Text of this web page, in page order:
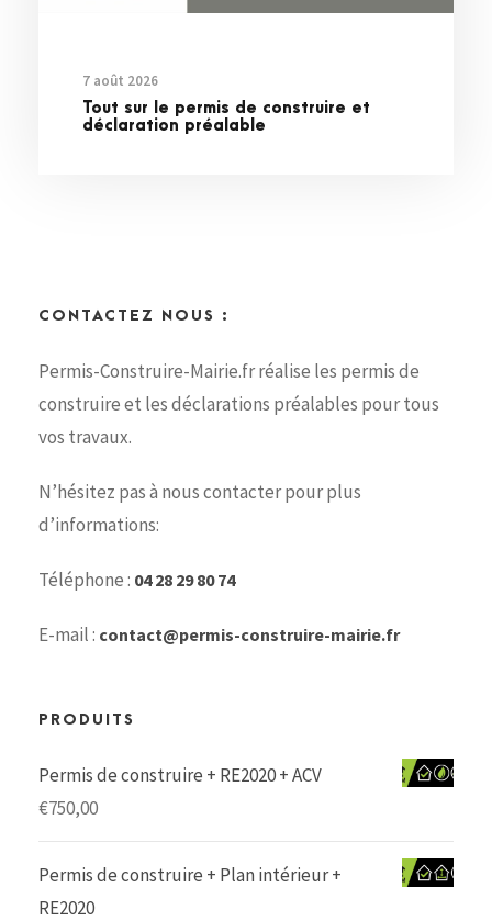
7 août 2026
Tout sur le permis de construire et
déclaration préalable
CONTACTEZ NOUS :
Permis-Construire-Mairie.fr réalise les permis de
construire et les déclarations préalables pour tous
vos travaux.
N’hésitez pas à nous contacter pour plus
d’informations:
Téléphone : 04 28 29 80 74
E-mail : contact@permis-construire-mairie.fr
PRODUITS
Permis de construire + RE2020 + ACV
€750,00
Permis de construire + Plan intérieur +
RE2020